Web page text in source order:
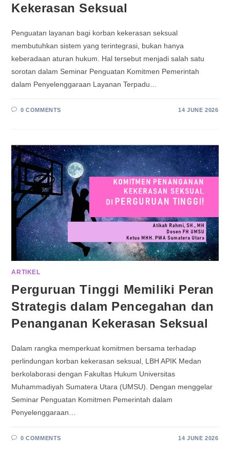
Kekerasan Seksual
Penguatan layanan bagi korban kekerasan seksual
membutuhkan sistem yang terintegrasi, bukan hanya
keberadaan aturan hukum. Hal tersebut menjadi salah satu
sorotan dalam Seminar Penguatan Komitmen Pemerintah
dalam Penyelenggaraan Layanan Terpadu…
0 COMMENTS 14 JUNE 2026
ARTIKEL
Perguruan Tinggi Memiliki Peran
Strategis dalam Pencegahan dan
Penanganan Kekerasan Seksual
Dalam rangka memperkuat komitmen bersama terhadap
perlindungan korban kekerasan seksual, LBH APIK Medan
berkolaborasi dengan Fakultas Hukum Universitas
Muhammadiyah Sumatera Utara (UMSU). Dengan menggelar
Seminar Penguatan Komitmen Pemerintah dalam
Penyelenggaraan…
0 COMMENTS 14 JUNE 2026